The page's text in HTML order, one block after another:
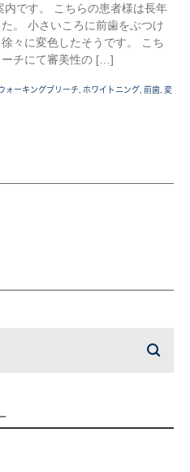
です。 こちらの患者様は長年
。 小さいころに前歯をぶつけ
々に変色したそうです。 こち
ーチにて審美性の […]
ォーキングブリーチ ホワイトニング 前歯 変